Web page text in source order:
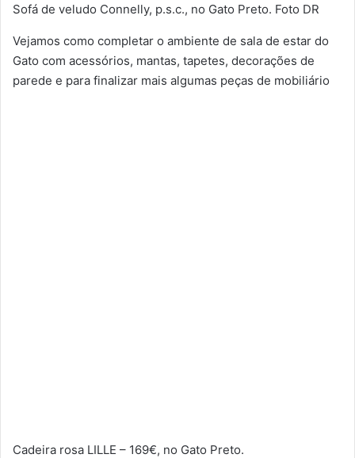
Sofá de veludo Connelly, p.s.c., no Gato Preto. Foto DR
Vejamos como completar o ambiente de sala de estar do
Gato com acessórios, mantas, tapetes, decorações de
parede e para finalizar mais algumas peças de mobiliário
Cadeira rosa LILLE – 169€, no Gato Preto.